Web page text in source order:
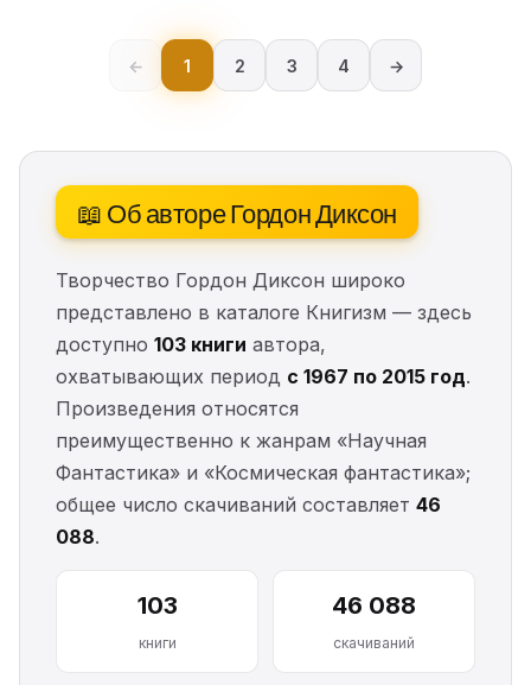
← 1 2 3 4 →
📖 Об авторе Гордон Диксон
Творчество Гордон Диксон широко
представлено в каталоге Книгизм — здесь
доступно 103 книги автора,
охватывающих период с 1967 по 2015 год.
Произведения относятся
преимущественно к жанрам «Научная
Фантастика» и «Космическая фантастика»;
общее число скачиваний составляет 46
088.
103
книги
46 088
скачиваний